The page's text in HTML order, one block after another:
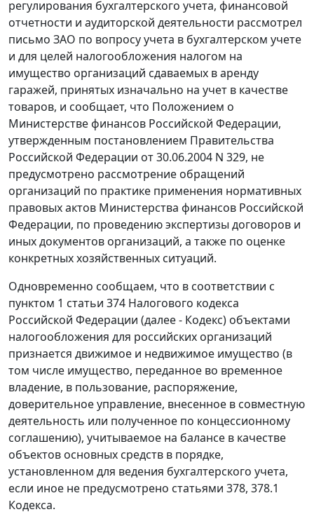
регулирования бухгалтерского учета, финансовой
отчетности и аудиторской деятельности рассмотрел
письмо ЗАО по вопросу учета в бухгалтерском учете
и для целей налогообложения налогом на
имущество организаций сдаваемых в аренду
гаражей, принятых изначально на учет в качестве
товаров, и сообщает, что Положением о
Министерстве финансов Российской Федерации,
утвержденным постановлением Правительства
Российской Федерации от 30.06.2004 N 329, не
предусмотрено рассмотрение обращений
организаций по практике применения нормативных
правовых актов Министерства финансов Российской
Федерации, по проведению экспертизы договоров и
иных документов организаций, а также по оценке
конкретных хозяйственных ситуаций.
Одновременно сообщаем, что в соответствии с
пунктом 1 статьи 374 Налогового кодекса
Российской Федерации (далее - Кодекс) объектами
налогообложения для российских организаций
признается движимое и недвижимое имущество (в
том числе имущество, переданное во временное
владение, в пользование, распоряжение,
доверительное управление, внесенное в совместную
деятельность или полученное по концессионному
соглашению), учитываемое на балансе в качестве
объектов основных средств в порядке,
установленном для ведения бухгалтерского учета,
если иное не предусмотрено статьями 378, 378.1
Кодекса.